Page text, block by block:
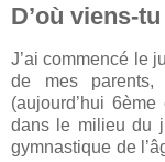
D’où viens-
J’ai commencé le
de mes parents,
(aujourd’hui
dans le milieu du
gymnastique de